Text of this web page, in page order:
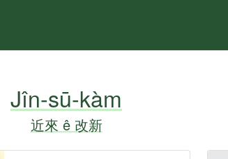
Jîn-sū-kàm
近來 ê 改新